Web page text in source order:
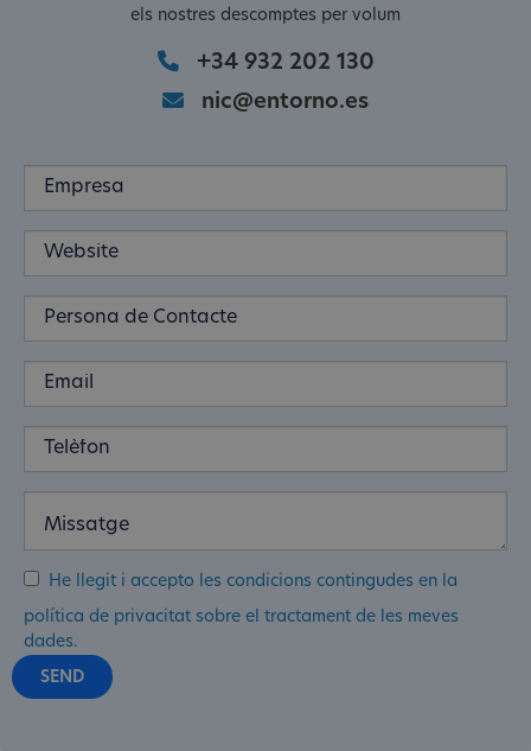
els nostres descomptes per volum
+34 932 202 130
nic@entorno.es
He llegit i accepto les condicions contingudes en la
política de privacitat sobre el tractament de les meves
dades.